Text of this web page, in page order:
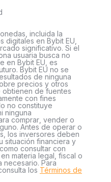
incluida la
digitales en Bybit EU,
significativo. Si el
usuaria busca no
en Bybit EU, es
Bybit EU no se
de ninguna
precios y otros
obtienen de fuentes
con fines
no constituye
ninguna
comprar, vender o
Antes de operar o
los inversores deben
situación financiera y
consultar con
materia legal, fiscal o
necesario. Para
los Términos de